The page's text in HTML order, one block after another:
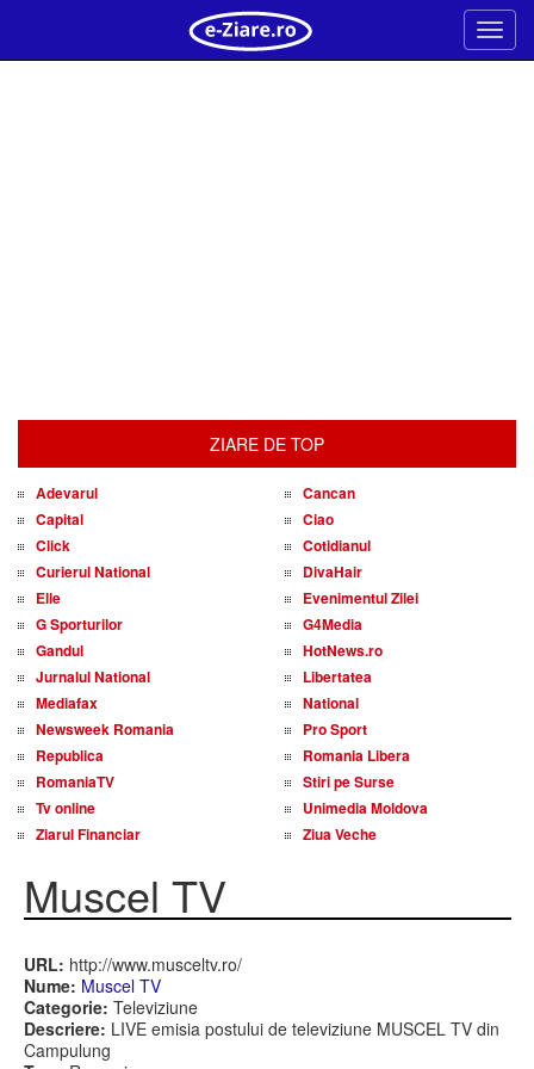
Meniu
ZIARE DE TOP
Adevarul
Cancan
Capital
Ciao
Click
Cotidianul
Curierul National
DivaHair
Elle
Evenimentul Zilei
G Sporturilor
G4Media
Gandul
HotNews.ro
Jurnalul National
Libertatea
Mediafax
National
Newsweek Romania
Pro Sport
Republica
Romania Libera
RomaniaTV
Stiri pe Surse
Tv online
Unimedia Moldova
Ziarul Financiar
Ziua Veche
Muscel TV
URL: http://www.musceltv.ro/
Nume: Muscel TV
Categorie: Televiziune
Descriere: LIVE emisia postului de televiziune MUSCEL TV din
Campulung